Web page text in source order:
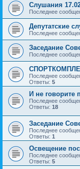
Слушания
Последнее
Депутатские
Последнее
Заседание
Последнее
Последнее
Ответы: 5
И не говорите
Последнее
Ответы: 18
Заседание
Последнее
Ответы: 1
Освещение
Последнее
Ответы: 5